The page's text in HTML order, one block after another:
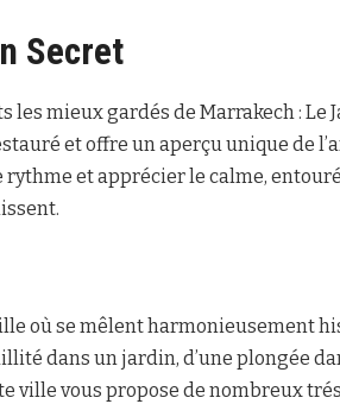
Secret
les mieux gardés de Marrakech :
et offre un aperçu unique de
et apprécier le calme,
où se mêlent harmonieusement
dans un jardin, d’une plongée
ville vous propose de nombreux